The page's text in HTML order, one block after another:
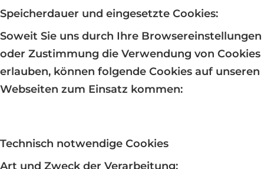
Speicherdauer und eingesetzte Cookies:
Soweit Sie uns durch Ihre Browsereinstellungen
oder Zustimmung die Verwendung von Cookies
erlauben, können folgende Cookies auf unseren
Webseiten zum Einsatz kommen:
Technisch notwendige Cookies
Art und Zweck der Verarbeitung: